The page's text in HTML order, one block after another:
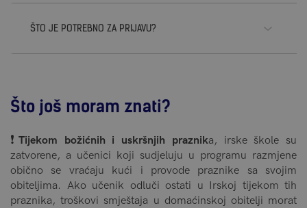
ŠTO JE POTREBNO ZA PRIJAVU?
Što još moram znati?
❗️ Tijekom božićnih i uskršnjih praznika, irske škole su
zatvorene, a učenici koji sudjeluju u programu razmjene
obično se vraćaju kući i provode praznike sa svojim
obiteljima. Ako učenik odluči ostati u Irskoj tijekom tih
praznika, troškovi smještaja u domaćinskoj obitelji morat